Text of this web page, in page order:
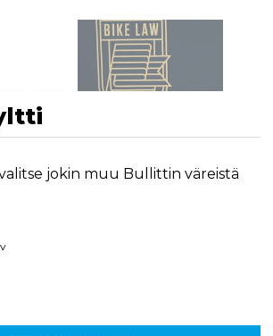
jokin muu Bullittin väreistä